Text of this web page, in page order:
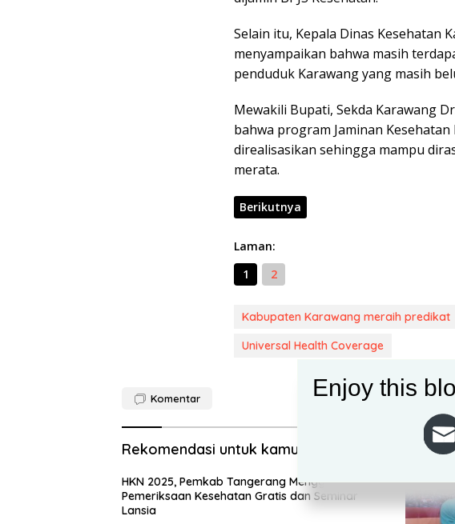
Selain itu, Kepala Dinas Kesehatan
menyampaikan bahwa masih
penduduk Karawang yang masih
Mewakili Bupati, Sekda Karawang
bahwa program Jaminan
direalisasikan sehingga mampu
merata.
Berikutnya
Laman:
1
2
Kabupaten Karawang meraih predikat
Universal Health Coverage
Komentar
Rekomendasi untuk kamu
HKN 2025, Pemkab Tangerang Menggelar
Pemeriksaan Kesehatan Gratis dan Seminar
Lansia
Enjoy this